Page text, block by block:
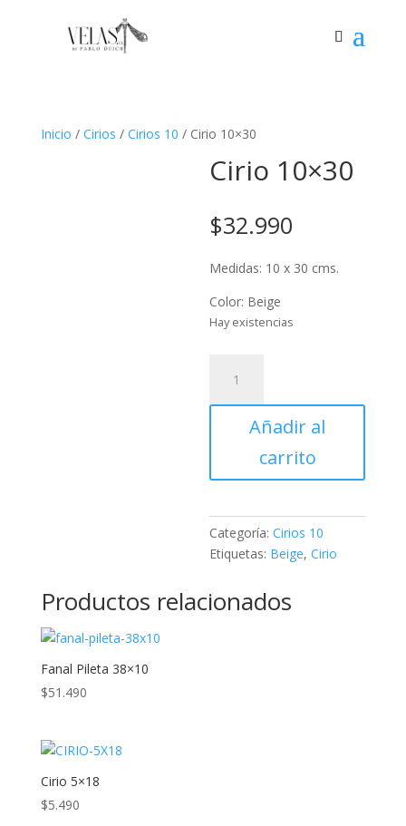
Inicio / Cirios / Cirios 10 / Cirio 10×30
Cirio 10×30
$32.990
Medidas: 10 x 30 cms.
Color: Beige
Hay existencias
10x30
cantidad
Añadir al
carrito
Categoría:Cirios 10
Etiquetas: Beige,Cirio
Productos relacionados
Fanal Pileta 38×10
$51.490
Cirio 5×18
$5.490